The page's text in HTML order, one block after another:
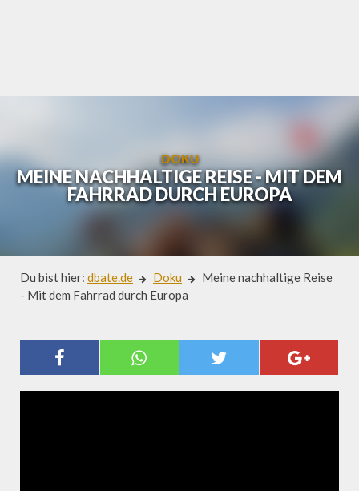
DOKU
MEINE NACHHALTIGE REISE - MIT DEM
FAHRRAD DURCH EUROPA
Du bist hier: dbate.de Doku
Meine nachhaltige Reise
- Mit dem Fahrrad durch Europa
MEINE NACHHALTIGE REISE - MIT
DEM FAHRRAD DURCH EUROPA